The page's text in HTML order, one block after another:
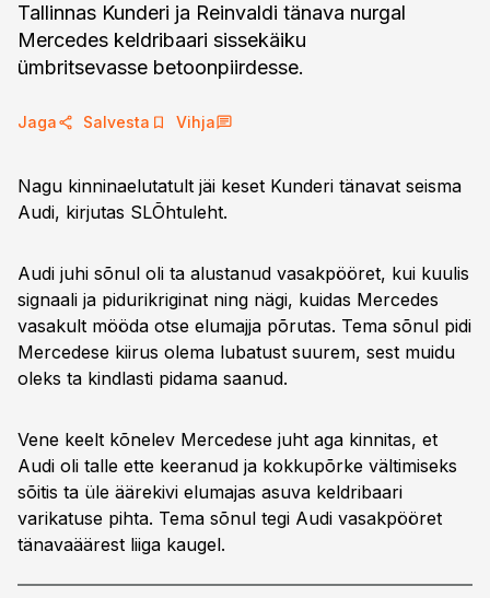
Tallinnas Kunderi ja Reinvaldi tänava nurgal
Mercedes keldribaari sissekäiku
ümbritsevasse betoonpiirdesse.
Jaga Salvesta Vihja
Nagu kinninaelutatult jäi keset Kunderi tänavat seisma
Audi, kirjutas SLÕhtuleht.
Audi juhi sõnul oli ta alustanud vasakpööret, kui kuulis
signaali ja pidurikriginat ning nägi, kuidas Mercedes
vasakult mööda otse elumajja põrutas. Tema sõnul pidi
Mercedese kiirus olema lubatust suurem, sest muidu
oleks ta kindlasti pidama saanud.
Vene keelt kõnelev Mercedese juht aga kinnitas, et
Audi oli talle ette keeranud ja kokkupõrke vältimiseks
sõitis ta üle äärekivi elumajas asuva keldribaari
varikatuse pihta. Tema sõnul tegi Audi vasakpööret
tänavaäärest liiga kaugel.